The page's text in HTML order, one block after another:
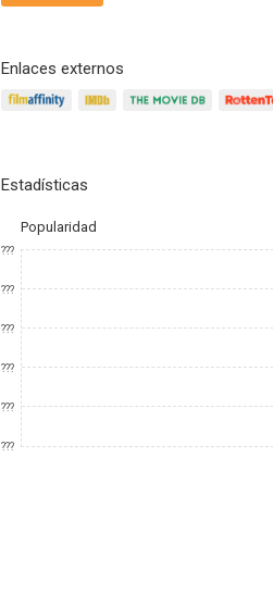
Enlaces externos
Estadísticas
Popularidad
???
???
???
???
???
???